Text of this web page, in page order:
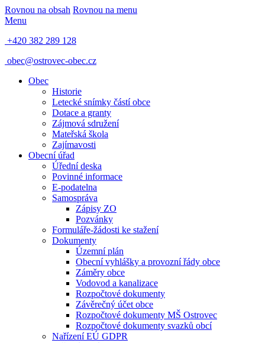
Rovnou na obsah Rovnou na menu
Menu
+420 382 289 128
obec@ostrovec-obec.cz
Obec
Historie
Letecké snímky částí obce
Dotace a granty
Zájmová sdružení
Mateřská škola
Zajímavosti
Obecní úřad
Úřední deska
Povinné informace
E-podatelna
Samospráva
Zápisy ZO
Pozvánky
Formuláře-žádosti ke stažení
Dokumenty
Územní plán
Obecní vyhlášky a provozní řády obce
Záměry obce
Vodovod a kanalizace
Rozpočtové dokumenty
Závěrečný účet obce
Rozpočtové dokumenty MŠ Ostrovec
Rozpočtové dokumenty svazků obcí
Nařízení EÚ GDPR